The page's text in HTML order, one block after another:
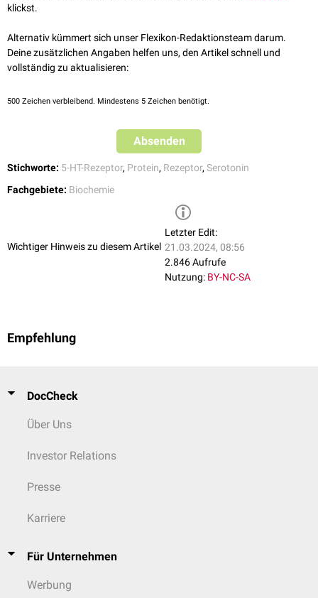
klickst.
Alternativ kümmert sich unser Flexikon-Redaktionsteam darum.
Deine zusätzlichen Angaben helfen uns, den Artikel schnell und
vollständig zu aktualisieren:
500 Zeichen verbleibend. Mindestens 5 Zeichen benötigt.
Absenden
Stichworte: 5-HT-Rezeptor, Protein, Rezeptor, Serotonin
Fachgebiete: Biochemie
Wichtiger Hinweis zu diesem Artikel
Letzter Edit:
21.03.2024, 08:56
2.846 Aufrufe
Nutzung: BY-NC-SA
Empfehlung
DocCheck
Über Uns
Investor Relations
Presse
Karriere
Für Unternehmen
Werbung